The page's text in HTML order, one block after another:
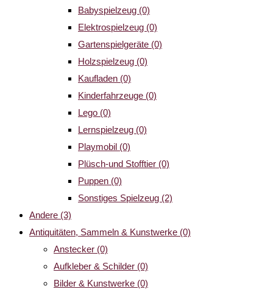
Babyspielzeug (0)
Elektrospielzeug (0)
Gartenspielgeräte (0)
Holzspielzeug (0)
Kaufladen (0)
Kinderfahrzeuge (0)
Lego (0)
Lernspielzeug (0)
Playmobil (0)
Plüsch-und Stofftier (0)
Puppen (0)
Sonstiges Spielzeug (2)
Andere (3)
Antiquitäten, Sammeln & Kunstwerke (0)
Anstecker (0)
Aufkleber & Schilder (0)
Bilder & Kunstwerke (0)